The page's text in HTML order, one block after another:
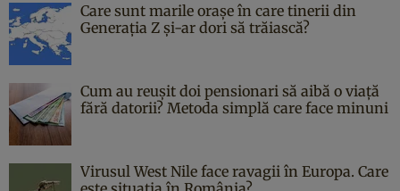
Care sunt marile orașe în care tinerii din
Generația Z și-ar dori să trăiască?
Cum au reușit doi pensionari să aibă o viață
fără datorii? Metoda simplă care face minuni
Virusul West Nile face ravagii în Europa. Care